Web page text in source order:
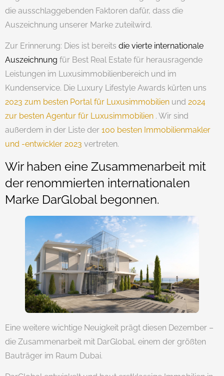
die ausschlaggebenden Faktoren dafür, dass die
Auszeichnung unserer Marke zuteilwird.
Zur Erinnerung: Dies ist bereits die vierte internationale
Auszeichnung für Best Real Estate für herausragende
Leistungen im Luxusimmobilienbereich und im
Kundenservice. Die Luxury Lifestyle Awards kürten uns
2023 zum besten Portal für Luxusimmobilien und 2024
zur besten Agentur für Luxusimmobilien . Wir sind
außerdem in der Liste der 100 besten Immobilienmakler
und -entwickler 2023 vertreten.
Wir haben eine Zusammenarbeit mit
der renommierten internationalen
Marke DarGlobal begonnen.
Eine weitere wichtige Neuigkeit prägt diesen Dezember –
die Zusammenarbeit mit DarGlobal, einem der größten
Bauträger im Raum Dubai.